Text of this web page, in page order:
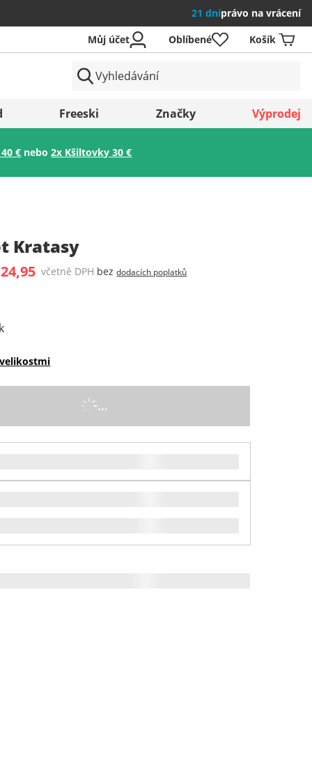
21 dníprávo na vrácení
Uložit
Můj účet Oblíbené Košík
Freeski Značky Výprodej
€ nebo2x Kšiltovky 30 €
Kratasy
včetně DPH bezdodacích poplatků
...